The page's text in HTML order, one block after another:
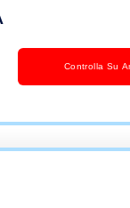
regalo
Controlla Su